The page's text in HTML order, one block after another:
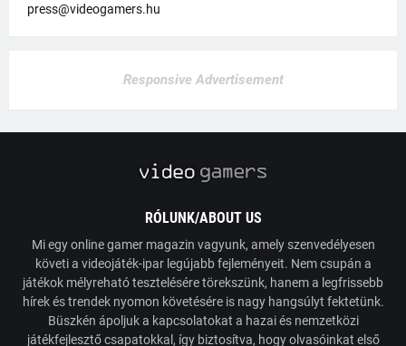
press@videogamers.hu
Responsive Advertisement
RÓLUNK/ABOUT US
Mi egy online gamer magazin vagyunk, amely szenvedélyesen
követi a videojáték-ipar legújabb fejleményeit. Nem csupán a
játékok mélyreható tesztelésére törekszünk, hanem a legfrissebb
hírek és trendek nyomon követésére is nagy hangsúlyt fektetünk.
Büszkén ápoljuk a kapcsolatokat a hazai és nemzetközi
játékfejlesztő csapatokkal, így biztosítva, hogy olvasóinkat első